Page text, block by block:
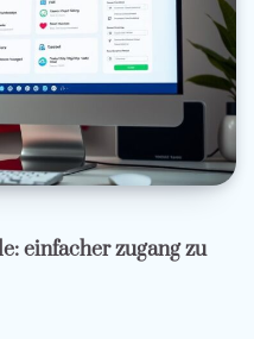
einfacher zugang zu